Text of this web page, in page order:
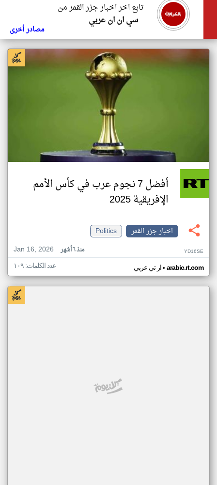
تابع اخر اخبار جزر القمر من
سي ان ان عربي
مصادر أخرى
أفضل 7 نجوم عرب في كأس الأمم
الإفريقية 2025
اخبار جزر القمر
Politics
Jan 16, 2026
منذ ٦ أشهر YD16SE
ار تي عربي• arabic.rt.com عدد الكلمات: ١٠٩